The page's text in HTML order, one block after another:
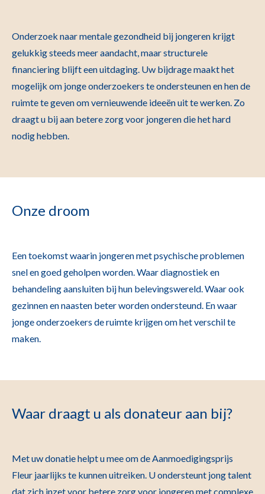
Onderzoek naar mentale gezondheid bij jongeren krijgt
gelukkig steeds meer aandacht, maar structurele
financiering blijft een uitdaging. Uw bijdrage maakt het
mogelijk om jonge onderzoekers te ondersteunen en hen de
ruimte te geven om vernieuwende ideeën uit te werken. Zo
draagt u bij aan betere zorg voor jongeren die het hard
nodig hebben.
Onze droom
Een toekomst waarin jongeren met psychische problemen
snel en goed geholpen worden. Waar diagnostiek en
behandeling aansluiten bij hun belevingswereld. Waar ook
gezinnen en naasten beter worden ondersteund. En waar
jonge onderzoekers de ruimte krijgen om het verschil te
maken.
Waar draagt u als donateur aan bij?
Met uw donatie helpt u mee om de Aanmoedigingsprijs
Fleur jaarlijks te kunnen uitreiken. U ondersteunt jong talent
dat zich inzet voor betere zorg voor jongeren met complexe